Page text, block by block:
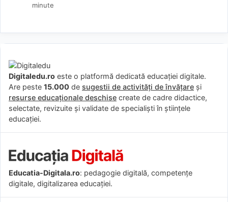
minute
Digitaledu.ro este o platformă dedicată educației digitale.
Are peste 15.000 de sugestii de activități de învățare și
resurse educaționale deschise create de cadre didactice,
selectate, revizuite și validate de specialiști în științele
educației.
Educatia-Digitala.ro: pedagogie digitală, competențe
digitale, digitalizarea educației.